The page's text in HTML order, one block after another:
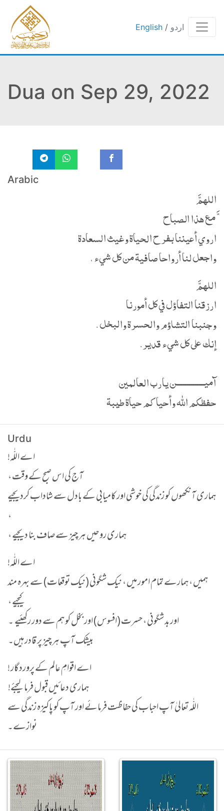
English / اردو
Dua on Sep 29, 2022
Arabic
اللهمَّ
َّ مع هذا الصباح
اروي أعيننا بفرح الحياة وغيث السعادة
واجعل لنا أرواحا صافية من كل شيء ،
اللهمَّ
ارزقنا التفاؤل في كل أمورنا
وجنبنا التشاؤم والحسرة والبخل .
إنك على كل شيء قدير.
آميــــــــــــــن يارب العالمين
حفظكم الله وأحياكم حياة طيبة
Urdu
اے اللّٰہ!
آج کی اس صبح کے وقت ،
ہماری آنکھوں کو زندگی کی خوشی اور کامیابی کے بادل سے شاداب کردیجیے
،
ہماری روحیں ہر چیز سے صاف بنا دیجیے ،
اے اللّٰہ!
ہمیں ، ہمارے تمام امور میں ، نیک شگونی (نیک توقعات) سے بہرہ مند
کیجیے ،
اور بد شگونی ، حسرت (افسوس) اور بخل کو ہم سے دور رکھئیے ۔
بیشک آپ ہر چیز پر قادر ہیں۔
اے اقوامِ عالم کے پروردگار !
ہماری دعائیں قبول فرما لیجئے!
اللّٰہ تعالیٰ آپ احباب کی حفاظت فرمائے اور آپ کو پاکیزہ زندگی سے
نوازے۔